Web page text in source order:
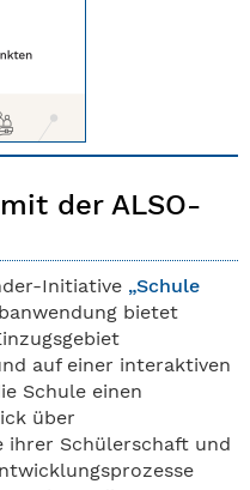
der ALSO-
Initiative „Schule
bietet
auf einer interaktiven
Schule einen
über
ihrer Schülerschaft und